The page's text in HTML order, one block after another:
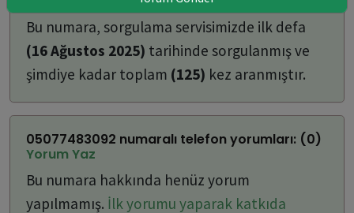
Bu numara, sorgulama servisimizde ilk defa
(16 Ağustos 2025) tarihinde sorgulanmış ve
şimdiye kadar toplam (125) kez aranmıştır.
05077483092 numaralı telefon yorumları: (0)
Yorum Yaz
Bu numara hakkında henüz yorum
yapılmamış. İlk yorumu yaparak katkıda